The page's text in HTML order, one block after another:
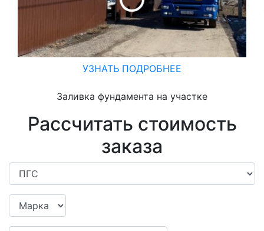
УЗНАТЬ ПОДРОБНЕЕ
Заливка фундамента на участке
Рассчитать стоимость
заказа